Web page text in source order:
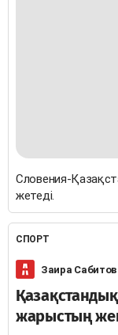
Словения-
жетеді.
СПОРТ
Заира
жарыстың